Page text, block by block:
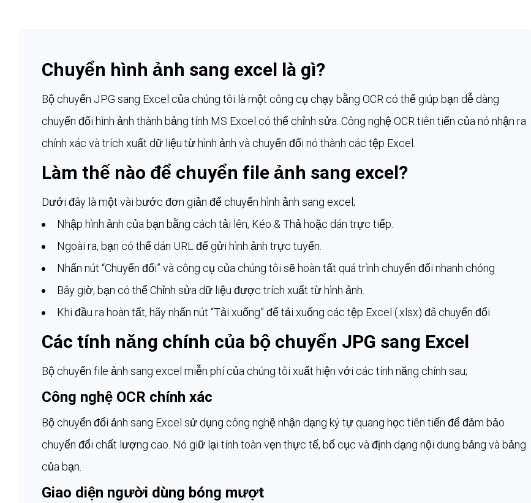
Chuyển hình ảnh sang excel là gì?
Bộ chuyển JPG sang Excel của chúng tôi là một công cụ chạy bằng OCR có thể giúp bạn dễ dàng
chuyển đổi hình ảnh thành bảng tính MS Excel có thể chỉnh sửa. Công nghệ OCR tiên tiến của nó nhận ra
chính xác và trích xuất dữ liệu từ hình ảnh và chuyển đổi nó thành các tệp Excel.
Làm thế nào để chuyển file ảnh sang excel?
Dưới đây là một vài bước đơn giản để chuyển hình ảnh sang excel;
Nhập hình ảnh của bạn bằng cách tải lên, Kéo & Thả hoặc dán trực tiếp.
Ngoài ra, bạn có thể dán URL để gửi hình ảnh trực tuyến.
Nhấn nút “Chuyển đổi” và công cụ của chúng tôi sẽ hoàn tất quá trình chuyển đổi nhanh chóng
Bây giờ, bạn có thể Chỉnh sửa dữ liệu được trích xuất từ ​​hình ảnh.
Khi đầu ra hoàn tất, hãy nhấn nút “Tải xuống” để tải xuống các tệp Excel (.xlsx) đã chuyển đổi
Các tính năng chính của bộ chuyển JPG sang Excel
Bộ chuyển file ảnh sang excel miễn phí của chúng tôi xuất hiện với các tính năng chính sau;
Công nghệ OCR chính xác
Bộ chuyển đổi ảnh sang Excel sử dụng công nghệ nhận dạng ký tự quang học tiên tiến để đảm bảo
chuyển đổi chất lượng cao. Nó giữ lại tính toàn vẹn thực tế, bố cục và định dạng nội dung bảng và bảng
của bạn.
Giao diện người dùng bóng mượt